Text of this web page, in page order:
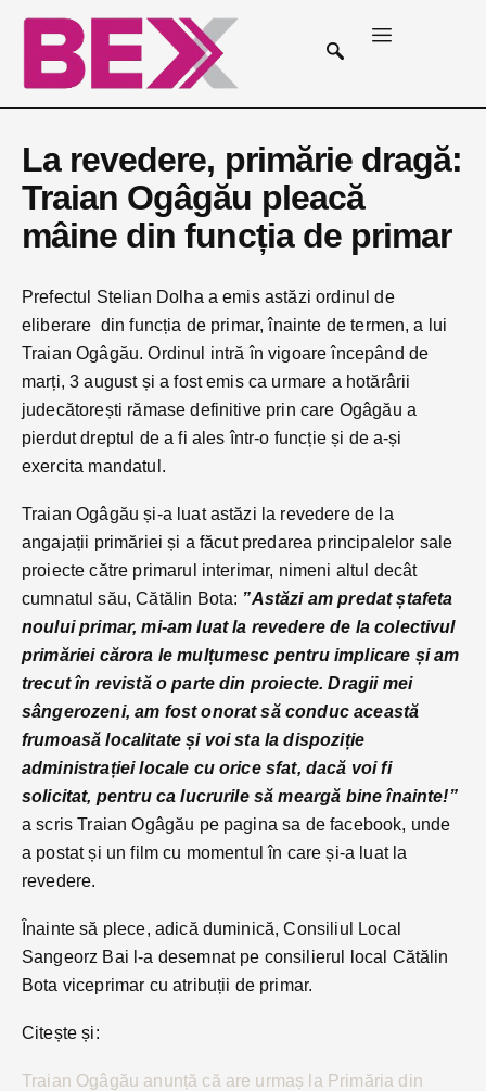
La revedere, primărie dragă:
Traian Ogâgău pleacă
mâine din funcția de primar
Prefectul Stelian Dolha a emis astăzi ordinul de
eliberare din funcția de primar, înainte de termen, a lui
Traian Ogâgău. Ordinul intră în vigoare începând de
marți, 3 august și a fost emis ca urmare a hotărârii
judecătorești rămase definitive prin care Ogâgău a
pierdut dreptul de a fi ales într-o funcție și de a-și
exercita mandatul.
Traian Ogâgău și-a luat astăzi la revedere de la
angajații primăriei și a făcut predarea principalelor sale
proiecte către primarul interimar, nimeni altul decât
cumnatul său, Cătălin Bota: ”Astăzi am predat ștafeta
noului primar, mi-am luat la revedere de la colectivul
primăriei cărora le mulțumesc pentru implicare și am
trecut în revistă o parte din proiecte. Dragii mei
sângerozeni, am fost onorat să conduc această
frumoasă localitate și voi sta la dispoziție
administrației locale cu orice sfat, dacă voi fi
solicitat, pentru ca lucrurile să meargă bine înainte!”
a scris Traian Ogâgău pe pagina sa de facebook, unde
a postat și un film cu momentul în care și-a luat la
revedere.
Înainte să plece, adică duminică, Consiliul Local
Sangeorz Bai l-a desemnat pe consilierul local Cătălin
Bota viceprimar cu atribuții de primar.
Citește și:
Traian Ogâgău anunță că are urmaș la Primăria din